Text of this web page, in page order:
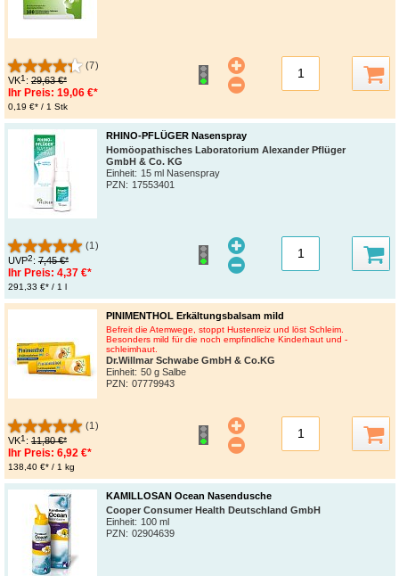
(7)
VK1: 29,63 €*
Ihr Preis: 19,06 €*
0,19 €* / 1 Stk
RHINO-PFLÜGER Nasenspray
Homöopathisches Laboratorium Alexander Pflüger
GmbH & Co. KG
Einheit: 15 ml Nasenspray
PZN: 17553401
(1)
UVP2: 7,45 €*
Ihr Preis: 4,37 €*
291,33 €* / 1 l
PINIMENTHOL Erkältungsbalsam mild
Befreit die Atemwege, stoppt Hustenreiz und löst Schleim.
Besonders mild für die noch empfindliche Kinderhaut und -
schleimhaut.
Dr.Willmar Schwabe GmbH & Co.KG
Einheit: 50 g Salbe
PZN: 07779943
(1)
VK1: 11,80 €*
Ihr Preis: 6,92 €*
138,40 €* / 1 kg
KAMILLOSAN Ocean Nasendusche
Cooper Consumer Health Deutschland GmbH
Einheit: 100 ml
PZN: 02904639